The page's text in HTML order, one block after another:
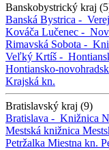
Banskobystrický kraj
Banská Bystrica -
Kováča Lučenec -
Rimavská Sobota -
Veľký Krtíš -
Hontiansko-
Krajská kn.
Bratislavský kraj (9)
Bratislava - Knižnica
Mestská knižnica
Petržalka Miestna kn.